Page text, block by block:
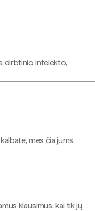
dirbtinio intelekto,
mes čia jums.
klausimus, kai tik jų